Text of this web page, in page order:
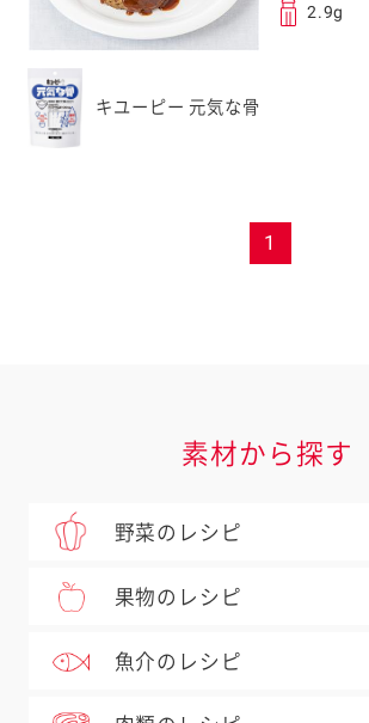
2.9g
キユーピー 元気な骨
1
素材から探す
野菜のレシピ
果物のレシピ
魚介のレシピ